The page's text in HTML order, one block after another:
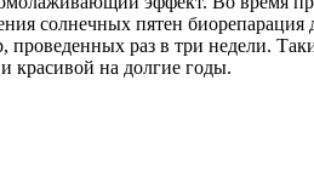
солнечных пятен
проведенных раз в три недели.
красивой на долгие годы.